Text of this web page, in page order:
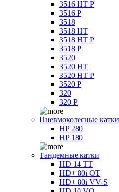
3516 HT P
3516 P
3518
3518 HT
3518 HT P
3518 P
3520
3520 HT
3520 HT P
3520 P
320
320 P
Пневмоколесные катки
HP 280
HP 180
Тандемные катки
HD 14 TT
HD+ 80i OT
HD+ 80i VV-S